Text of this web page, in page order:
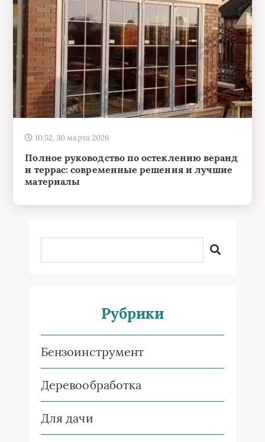
10:52, 30 марта 2026
Полное руководство по остеклению веранд
и террас: современные решения и лучшие
материалы
Рубрики
Бензоинструмент
Деревообработка
Для дачи